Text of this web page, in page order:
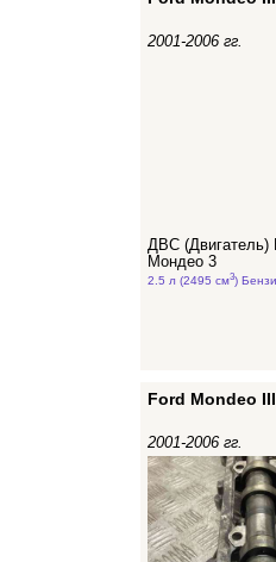
2001-2006 гг.
ДВС (Двигатель)
Мондео 3
2.5 л (2495 см3)
Ford Mondeo III
2001-2006 гг.